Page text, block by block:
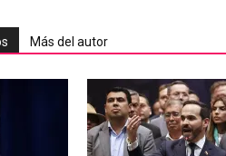
Más del autor